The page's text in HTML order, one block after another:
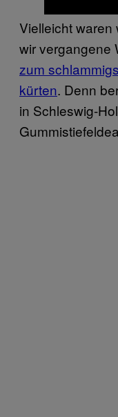
Vielleicht waren
wir vergangene
zum
kürten. Denn
in Schleswig-